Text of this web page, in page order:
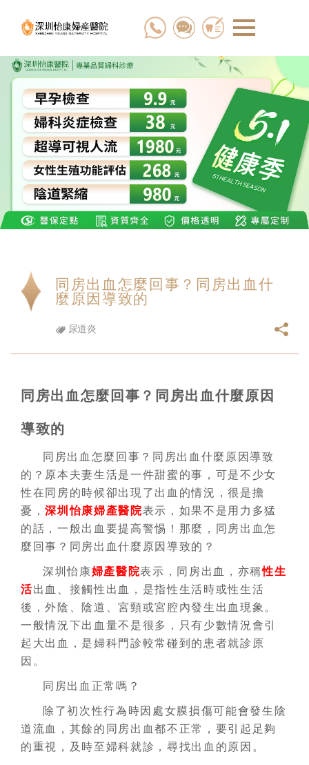
同房出血怎麼回事？同房出血什
麼原因導致的
尿道炎
同房出血怎麼回事？同房出血什麼原因
導致的
同房出血怎麼回事？同房出血什麼原因導致
的？原本夫妻生活是一件甜蜜的事，可是不少女
性在同房的時候卻出現了出血的情況，很是擔
憂，深圳怡康婦產醫院表示，如果不是用力多猛
的話，一般出血要提高警惕！那麼，同房出血怎
麼回事？同房出血什麼原因導致的？
深圳怡康婦產醫院表示，同房出血，亦稱性生
活出血、接觸性出血，是指性生活時或性生活
後，外陰、陰道、宮頸或宮腔內發生出血現象。
一般情況下出血量不是很多，只有少數情況會引
起大出血，是婦科門診較常碰到的患者就診原
因。
同房出血正常嗎？
除了初次性行為時因處女膜損傷可能會發生陰
道流血，其餘的同房出血都不正常，要引起足夠
的重視，及時至婦科就診，尋找出血的原因。